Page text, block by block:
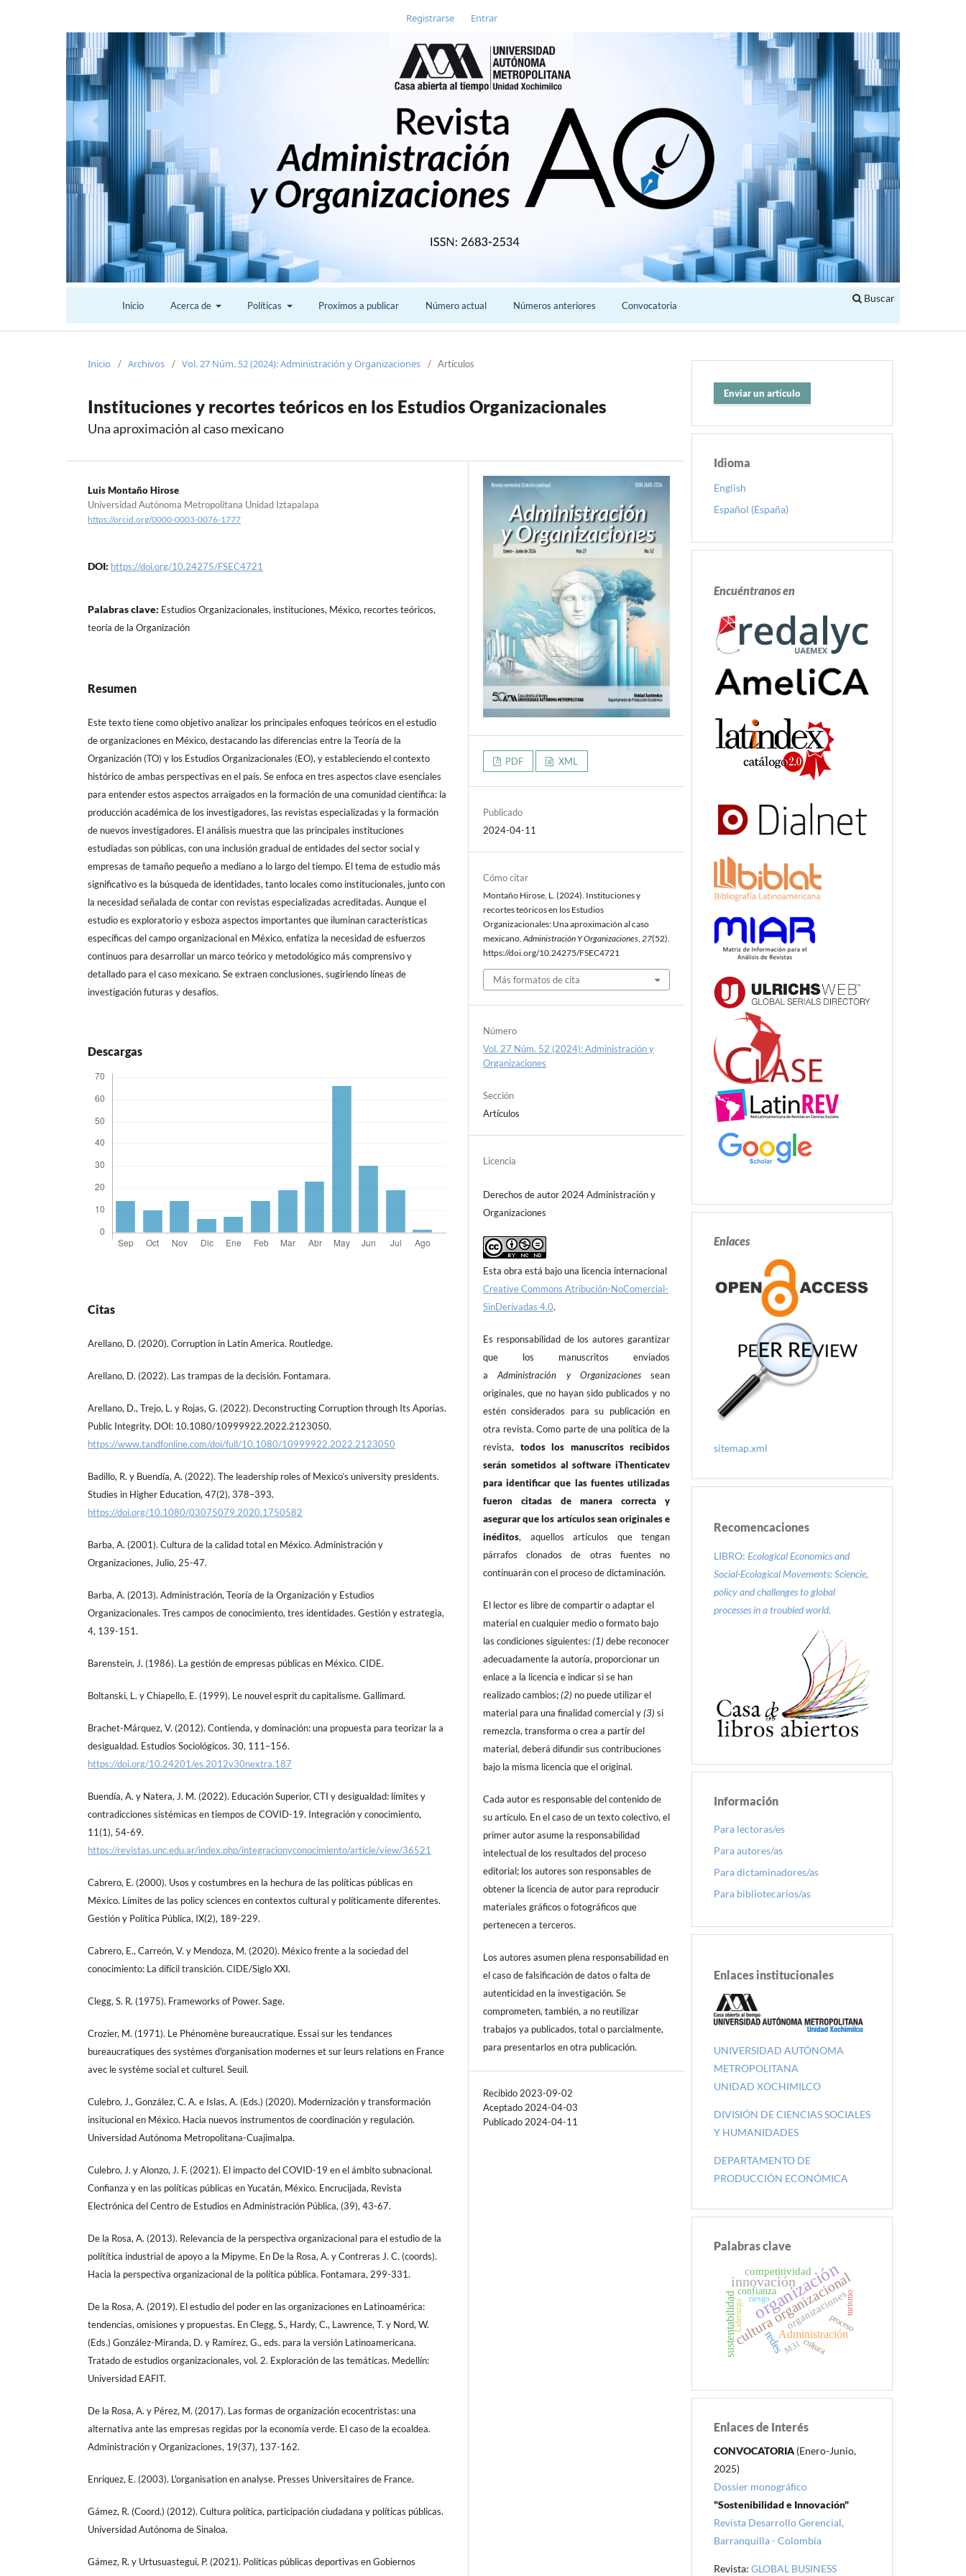
Inicio Acerca de Políticas Proximos a publicar Número actual Números anteriores Convocatoria
Buscar
Registrarse Entrar
Inicio / Archivos / Vol. 27 Núm. 52 (2024): Administración y Organizaciones / Artículos
Instituciones y recortes teóricos en los Estudios Organizacionales
Una aproximación al caso mexicano
Luis Montaño Hirose
Universidad Autónoma Metropolitana Unidad Iztapalapa
https://orcid.org/0000-0003-0076-1777
DOI: https://doi.org/10.24275/FSEC4721
Palabras clave: Estudios Organizacionales, instituciones, México, recortes teóricos,
teoría de la Organización
Resumen
Este texto tiene como objetivo analizar los principales enfoques teóricos en el estudio
de organizaciones en México, destacando las diferencias entre la Teoría de la
Organización (TO) y los Estudios Organizacionales (EO), y estableciendo el contexto
histórico de ambas perspectivas en el país. Se enfoca en tres aspectos clave esenciales
para entender estos aspectos arraigados en la formación de una comunidad científica: la
producción académica de los investigadores, las revistas especializadas y la formación
de nuevos investigadores. El análisis muestra que las principales instituciones
estudiadas son públicas, con una inclusión gradual de entidades del sector social y
empresas de tamaño pequeño a mediano a lo largo del tiempo. El tema de estudio más
significativo es la búsqueda de identidades, tanto locales como institucionales, junto con
la necesidad señalada de contar con revistas especializadas acreditadas. Aunque el
estudio es exploratorio y esboza aspectos importantes que iluminan características
específicas del campo organizacional en México, enfatiza la necesidad de esfuerzos
continuos para desarrollar un marco teórico y metodológico más comprensivo y
detallado para el caso mexicano. Se extraen conclusiones, sugiriendo líneas de
investigación futuras y desafíos.
Descargas
Citas
Arellano, D. (2020). Corruption in Latin America. Routledge.
Arellano, D. (2022). Las trampas de la decisión. Fontamara.
Arellano, D., Trejo, L. y Rojas, G. (2022). Deconstructing Corruption through Its Aporias.
Public Integrity. DOI: 10.1080/10999922.2022.2123050.
https://www.tandfonline.com/doi/full/10.1080/10999922.2022.2123050
Badillo, R. y Buendía, A. (2022). The leadership roles of Mexico’s university presidents.
Studies in Higher Education, 47(2), 378–393.
https://doi.org/10.1080/03075079.2020.1750582
Barba, A. (2001). Cultura de la calidad total en México. Administración y
Organizaciones, Julio, 25-47.
Barba, A. (2013). Administración, Teoría de la Organización y Estudios
Organizacionales. Tres campos de conocimiento, tres identidades. Gestión y estrategia,
4, 139-151.
Barenstein, J. (1986). La gestión de empresas públicas en México. CIDE.
Boltanski, L. y Chiapello, E. (1999). Le nouvel esprit du capitalisme. Gallimard.
Brachet-Márquez, V. (2012). Contienda, y dominación: una propuesta para teorizar la a
desigualdad. Estudios Sociológicos. 30, 111–156.
https://doi.org/10.24201/es.2012v30nextra.187
Buendía, A. y Natera, J. M. (2022). Educación Superior, CTI y desigualdad: límites y
contradicciones sistémicas en tiempos de COVID-19. Integración y conocimiento,
11(1), 54-69.
https://revistas.unc.edu.ar/index.php/integracionyconocimiento/article/view/36521
Cabrero, E. (2000). Usos y costumbres en la hechura de las políticas públicas en
México. Límites de las policy sciences en contextos cultural y políticamente diferentes.
Gestión y Política Pública, IX(2), 189-229.
Cabrero, E., Carreón, V. y Mendoza, M. (2020). México frente a la sociedad del
conocimiento: La difícil transición. CIDE/Siglo XXI.
Clegg, S. R. (1975). Frameworks of Power. Sage.
Crozier, M. (1971). Le Phénomène bureaucratique. Essai sur les tendances
bureaucratiques des systèmes d'organisation modernes et sur leurs relations en France
avec le système social et culturel. Seuil.
Culebro, J., González, C. A. e Islas, A. (Eds.) (2020). Modernización y transformación
insitucional en México. Hacia nuevos instrumentos de coordinación y regulación.
Universidad Autónoma Metropolitana-Cuajimalpa.
Culebro, J. y Alonzo, J. F. (2021). El impacto del COVID-19 en el ámbito subnacional.
Confianza y en las políticas públicas en Yucatán, México. Encrucijada, Revista
Electrónica del Centro de Estudios en Administración Pública, (39), 43-67.
De la Rosa, A. (2013). Relevancia de la perspectiva organizacional para el estudio de la
polítítica industrial de apoyo a la Mipyme. En De la Rosa, A. y Contreras J. C. (coords).
Hacia la perspectiva organizacional de la política pública. Fontamara, 299-331.
De la Rosa, A. (2019). El estudio del poder en las organizaciones en Latinoamérica:
tendencias, omisiones y propuestas. En Clegg, S., Hardy, C., Lawrence, T. y Nord, W.
(Eds.) González-Miranda, D. y Ramírez, G., eds. para la versión Latinoamericana.
Tratado de estudios organizacionales, vol. 2. Exploración de las temáticas. Medellín:
Universidad EAFIT.
De la Rosa, A. y Pérez, M. (2017). Las formas de organización ecocentristas: una
alternativa ante las empresas regidas por la economía verde. El caso de la ecoaldea.
Administración y Organizaciones, 19(37), 137-162.
Enriquez, E. (2003). L'organisation en analyse. Presses Universitaires de France.
Gámez, R. (Coord.) (2012). Cultura política, participación ciudadana y políticas públicas.
Universidad Autónoma de Sinaloa.
Gámez, R. y Urtusuastegui, P. (2021). Políticas públicas deportivas en Gobiernos
PDF XML
Publicado
2024-04-11
Cómo citar
Montaño Hirose, L. (2024). Instituciones y
recortes teóricos en los Estudios
Organizacionales: Una aproximación al caso
mexicano.Administración Y Organizaciones, 27(52).
https://doi.org/10.24275/FSEC4721
Más formatos de cita
Número
Vol. 27 Núm. 52 (2024): Administración y
Organizaciones
Sección
Artículos
Licencia
Derechos de autor 2024 Administración y
Organizaciones
Esta obra está bajo una licencia internacional
Creative Commons Atribución-NoComercial-
SinDerivadas 4.0.
Es responsabilidad de los autores garantizar
que los manuscritos enviados
aAdministración y Organizaciones sean
originales, que no hayan sido publicados y no
estén considerados para su publicación en
otra revista. Como parte de una política de la
revista, todos los manuscritos recibidos
serán sometidos al software iThenticatev
para identificar que las fuentes utilizadas
fueron citadas de manera correcta y
asegurar que los artículos sean originales e
inéditos, aquellos artículos que tengan
párrafos clonados de otras fuentes no
continuarán con el proceso de dictaminación.
El lector es libre de compartir o adaptar el
material en cualquier medio o formato bajo
las condiciones siguientes:(1) debe reconocer
adecuadamente la autoría, proporcionar un
enlace a la licencia e indicar si se han
realizado cambios;(2) no puede utilizar el
material para una finalidad comercial y(3) si
remezcla, transforma o crea a partir del
material, deberá difundir sus contribuciones
bajo la misma licencia que el original.
Cada autor es responsable del contenido de
su artículo. En el caso de un texto colectivo, el
primer autor asume la responsabilidad
intelectual de los resultados del proceso
editorial; los autores son responsables de
obtener la licencia de autor para reproducir
materiales gráficos o fotográficos que
pertenecen a terceros.
Los autores asumen plena responsabilidad en
el caso de falsificación de datos o falta de
autenticidad en la investigación. Se
comprometen, también, a no reutilizar
trabajos ya publicados, total o parcialmente,
para presentarlos en otra publicación.
Recibido 2023-09-02
Aceptado 2024-04-03
Publicado 2024-04-11
Enviar un artículo
Idioma
English
Español (España)
Encuéntranos en
Enlaces
sitemap.xml
Recomencaciones
LIBRO: Ecological Economics and
Social-Ecological Movements: Sciencie,
policy and challenges to global
processes in a troubled world.
Información
Para lectoras/es
Para autores/as
Para dictaminadores/as
Para bibliotecarios/as
Enlaces institucionales
UNIVERSIDAD AUTÓNOMA
METROPOLITANA
UNIDAD XOCHIMILCO
DIVISIÓN DE CIENCIAS SOCIALES
Y HUMANIDADES
DEPARTAMENTO DE
PRODUCCIÓN ECONÓMICA
Palabras clave
organización
cultura organizacional
innovación
redesAdministración
sustentabilidad
competitividad
organizaciones
confianza
proceso
Liderazgo
M31
riesgo
cultura
turismo
Enlaces de Interés
CONVOCATORIA (Enero-Junio,
2025)
Dossier monográfico
"Sostenibilidad e Innovación"
Revista Desarrollo Gerencial,
Barranquilla - Colombia
Revista: GLOBAL BUSINESS